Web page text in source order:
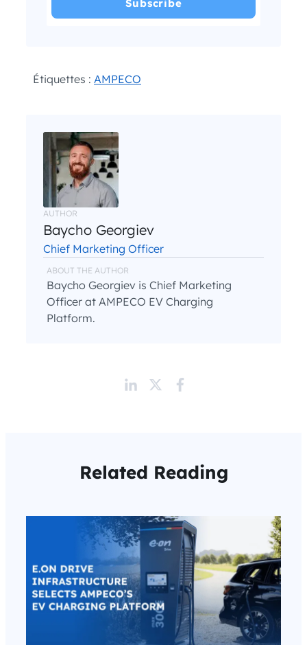
Étiquettes : AMPECO
AUTHOR
Baycho Georgiev
Chief Marketing Officer
ABOUT THE AUTHOR
Baycho Georgiev is Chief Marketing
Officer at AMPECO EV Charging
Platform.
Related Reading